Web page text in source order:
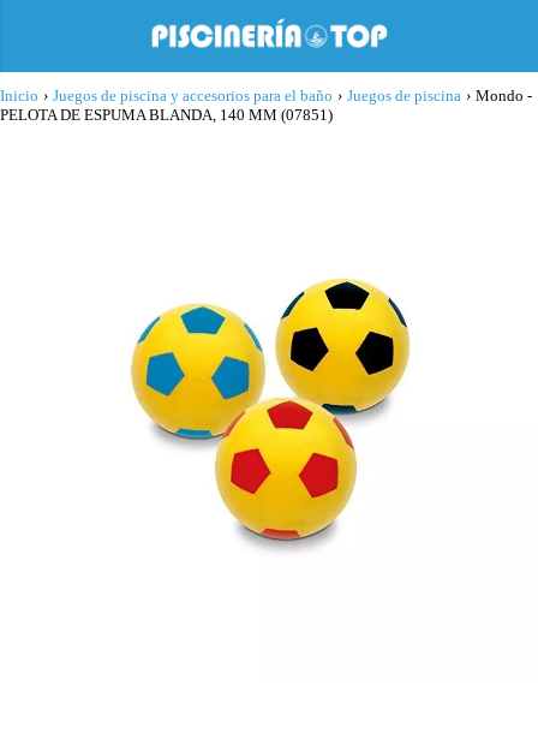
Inicio › Juegos de piscina y accesorios para el baño › Juegos de piscina › Mondo -
PELOTA DE ESPUMA BLANDA, 140 MM (07851)